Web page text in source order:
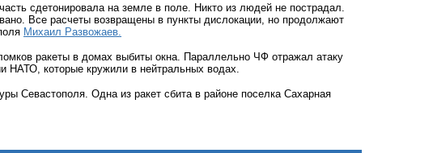
сдетонировала на земле в поле. Никто из людей не пострадал.
Все расчеты возвращены в пункты дислокации, но продолжают
Михаил Развожаев.
ракеты в домах выбиты окна. Параллельно ЧФ отражал атаку
НАТО, которые кружили в нейтральных водах.
Севастополя. Одна из ракет сбита в районе поселка Сахарная